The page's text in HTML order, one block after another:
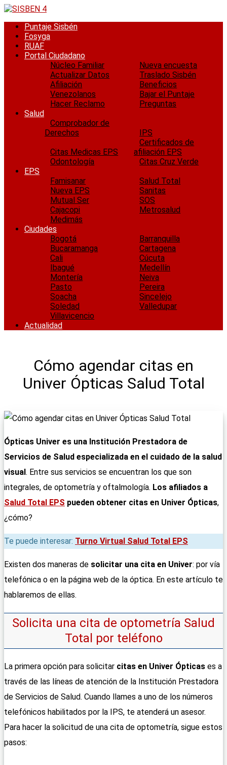
Saltar
contenidoPuntaje Sisbén
Fosyga
RUAF
Portal Ciudadano
Núcleo Familiar
Nueva encuesta
Actualizar Datos
Traslado Sisbén
Afiliación
Beneficios
Venezolanos
Bajar el Puntaje
Hacer Reclamo
Preguntas
Salud
Comprobador de
Derechos
IPS
Citas Medicas EPS
Certificados de
afiliación EPS
Odontología
Citas Cruz Verde
EPS
Famisanar
Salud Total
Nueva EPS
Sanitas
Mutual Ser
SOS
Cajacopi
Metrosalud
Medimás
Ciudades
Bogotá
Barranquilla
Bucaramanga
Cartagena
Cali
Cúcuta
Ibagué
Medellín
Montería
Neiva
Pasto
Pereira
Soacha
Sincelejo
Soledad
Valledupar
Villavicencio
Actualidad
Cómo agendar citas en
Univer Ópticas Salud Total
Ópticas Univer es una Institución Prestadora de
Servicios de Salud especializada en el cuidado de la salud
visual. Entre sus servicios se encuentran los que son
integrales, de optometría y oftalmología. Los afiliados a
Salud Total EPS pueden obtener citas en Univer Ópticas,
¿cómo?
Te puede interesar: Turno Virtual Salud Total EPS
Existen dos maneras de solicitar una cita en Univer: por vía
telefónica o en la página web de la óptica. En este artículo te
hablaremos de ellas.
Solicita una cita de optometría Salud
Total por teléfono
La primera opción para solicitar citas en Univer Ópticas es a
través de las líneas de atención de la Institución Prestadora
de Servicios de Salud. Cuando llames a uno de los números
telefónicos habilitados por la IPS, te atenderá un asesor.
Para hacer la solicitud de una cita de optometría, sigue estos
pasos: